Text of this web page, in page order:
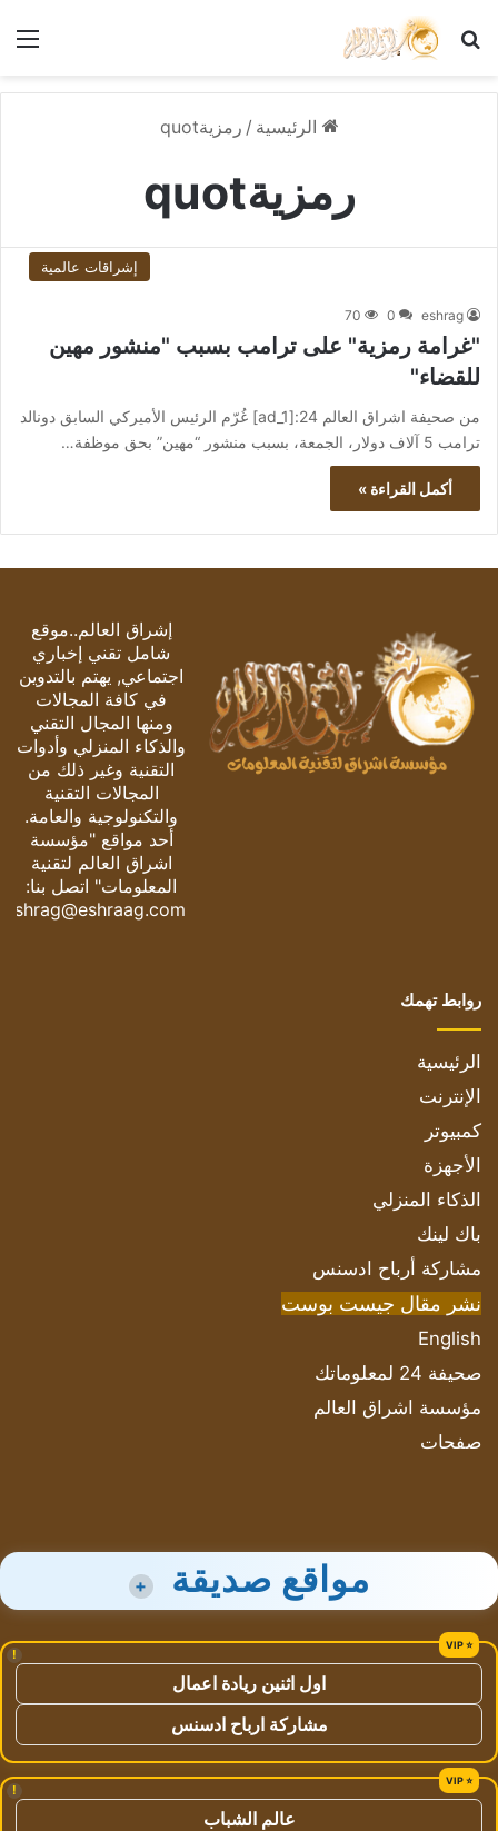
بحث عن
الرئيسية / رمزيةquot
رمزيةquot
إشراقات عالمية
eshrag
0
70
"غرامة رمزية" على ترامب بسبب "منشور مهين
للقضاء"
من صحيفة اشراق العالم 24:[ad_1] غُرّم الرئيس الأميركي السابق دونالد
ترامب 5 آلاف دولار، الجمعة، بسبب منشور “مهين” بحق موظفة…
أكمل القراءة »
إشراق العالم..موقع
شامل تقني إخباري
اجتماعي, يهتم بالتدوين
في كافة المجالات
ومنها المجال التقني
والذكاء المنزلي وأدوات
التقنية وغير ذلك من
المجالات التقنية
والتكنولوجية والعامة.
أحد مواقع "مؤسسة
اشراق العالم لتقنية
المعلومات" اتصل بنا:
eshrag@eshraag.com
روابط تهمك
الرئيسية
الإنترنت
كمبيوتر
الأجهزة
الذكاء المنزلي
باك لينك
مشاركة أرباح ادسنس
نشر مقال جيست بوست
English
صحيفة 24 لمعلوماتك
مؤسسة اشراق العالم
صفحات
مواقع صديقة +
!
اول اثنين ريادة اعمال
مشاركة ارباح ادسنس
!
عالم الشباب